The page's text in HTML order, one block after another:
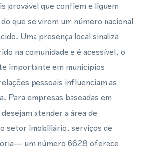
provável que confiem e liguem
que se virem um número nacional
Uma presença local sinaliza
na comunidade e é acessível, o
importante em municípios
pessoais influenciam as
Para empresas baseadas em
atender a área de
setor imobiliário, serviços de
um número 6628 oferece